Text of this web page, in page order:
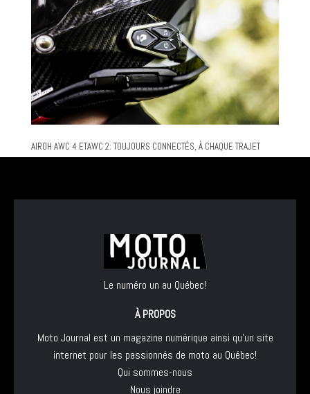
AIROH AWC 4 ETAWC 2: TOUJOURS CONNECTÉS, À CHAQUE TRAJET
Le numéro un au Québec!
À PROPOS
Moto Journal est un magazine numérique ainsi qu'un site
internet pour les passionnés de moto au Québec!
Qui sommes-nous
Nous joindre